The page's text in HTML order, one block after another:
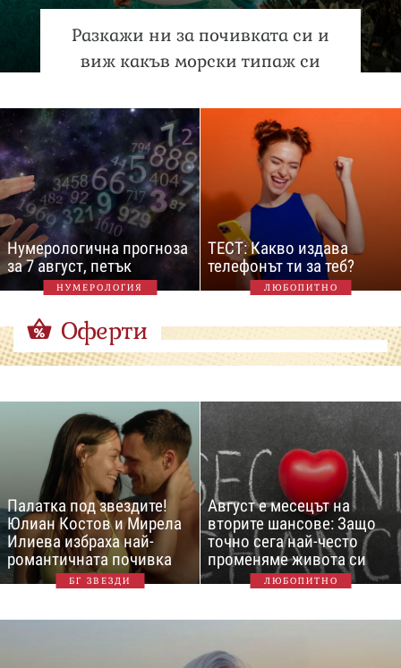
Разкажи ни за почивката си и
виж какъв морски типаж си
Нумерологична прогноза
за 7 август, петък
НУМЕРОЛОГИЯ
ТЕСТ: Какво издава
телефонът ти за теб?
ЛЮБОПИТНО
Оферти
Палатка под звездите!
Юлиан Костов и Мирела
Илиева избраха най-
романтичната почивка
БГ ЗВЕЗДИ
Август е месецът на
вторите шансове: Защо
точно сега най-често
променяме живота си
ЛЮБОПИТНО